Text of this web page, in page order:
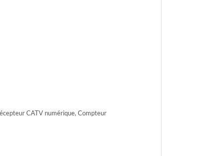
CATV numérique, Compteur